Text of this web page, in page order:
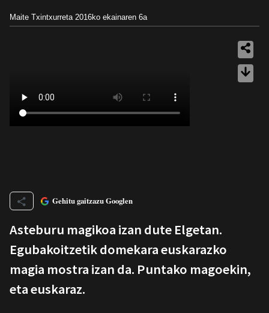
Maite Txintxurreta 2016ko ekainaren 6a
Gehitu gaitzazu Googlen
Asteburu magikoa izan dute Elgetan.
Egubakoitzetik domekara euskarazko
magia mostra izan da. Puntako magoekin,
eta euskaraz.